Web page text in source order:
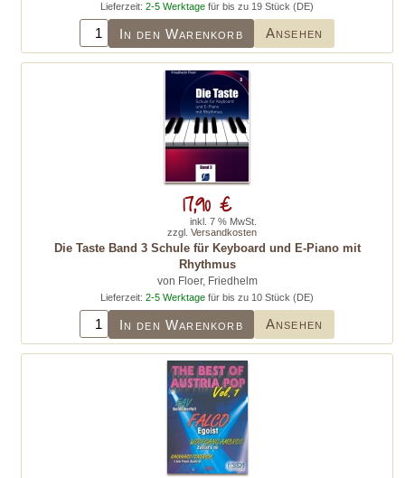
Lieferzeit: 2-5 Werktage für bis zu 19 Stück (DE)
In den Warenkorb Ansehen
Die Taste Band 3 Schule für Keyboard und E-Piano mit
Rhythmus
von Floer, Friedhelm
Lieferzeit: 2-5 Werktage für bis zu 10 Stück (DE)
In den Warenkorb Ansehen
17,90 €
inkl. 7 % MwSt.
zzgl. Versandkosten